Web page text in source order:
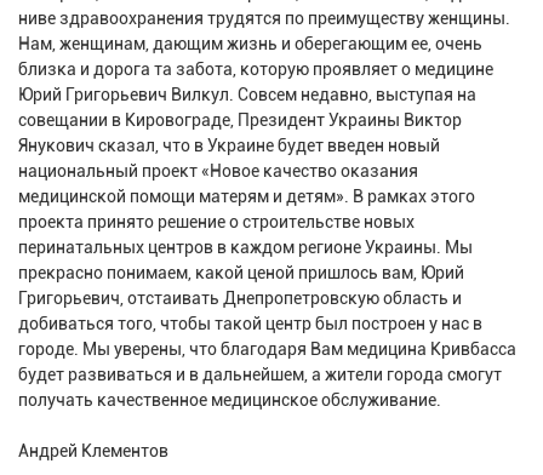
ниве здравоохранения трудятся по преимуществу женщины.
Нам, женщинам, дающим жизнь и оберегающим ее, очень
близка и дорога та забота, которую проявляет о медицине
Юрий Григорьевич Вилкул. Совсем недавно, выступая на
совещании в Кировограде, Президент Украины Виктор
Янукович сказал, что в Украине будет введен новый
национальный проект «Новое качество оказания
медицинской помощи матерям и детям». В рамках этого
проекта принято решение о строительстве новых
перинатальных центров в каждом регионе Украины. Мы
прекрасно понимаем, какой ценой пришлось вам, Юрий
Григорьевич, отстаивать Днепропетровскую область и
добиваться того, чтобы такой центр был построен у нас в
городе. Мы уверены, что благодаря Вам медицина Кривбасса
будет развиваться и в дальнейшем, а жители города смогут
получать качественное медицинское обслуживание.
Андрей Клементов